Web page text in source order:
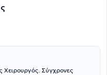
Σύγχρονες